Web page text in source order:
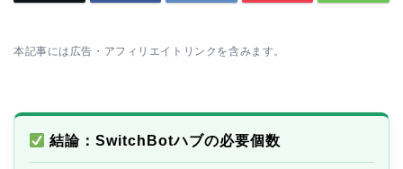
本記事には広告・アフィリエイトリンクを含みます。
結論：SwitchBotハブの必要個数